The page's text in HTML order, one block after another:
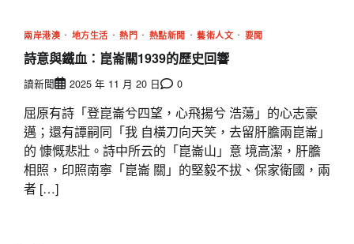
兩岸港澳 地方生活 熱門 熱點新聞 藝術人文 要聞
詩意與鐵血：崑崙關1939的歷史回響
讀新聞 2025 年 11 月 20 日 0
屈原有詩「登崑崙兮四望，心飛揚兮 浩蕩」的心志豪
邁；還有譚嗣同「我 自橫刀向天笑，去留肝膽兩崑崙」
的 慷慨悲壯。詩中所云的「崑崙山」意 境高潔，肝膽
相照，印照南寧「崑崙 關」的堅毅不拔、保家衛國，兩
者 […]